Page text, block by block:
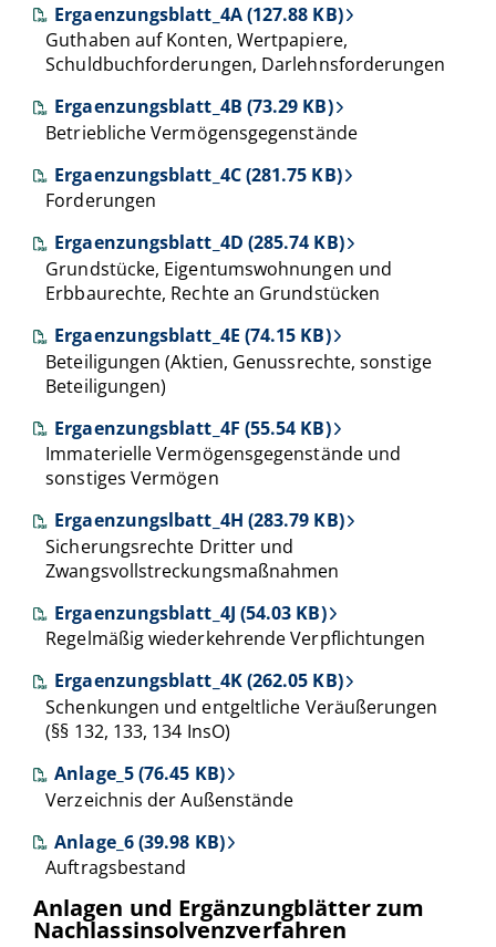
Ergaenzungsblatt_4A (127.88 KB)
Guthaben auf Konten, Wertpapiere,
Schuldbuchforderungen, Darlehnsforderungen
Ergaenzungsblatt_4B (73.29 KB)
Betriebliche Vermögensgegenstände
Ergaenzungsblatt_4C (281.75 KB)
Forderungen
Ergaenzungsblatt_4D (285.74 KB)
Grundstücke, Eigentumswohnungen und
Erbbaurechte, Rechte an Grundstücken
Ergaenzungsblatt_4E (74.15 KB)
Beteiligungen (Aktien, Genussrechte, sonstige
Beteiligungen)
Ergaenzungsblatt_4F (55.54 KB)
Immaterielle Vermögensgegenstände und
sonstiges Vermögen
Ergaenzungslbatt_4H (283.79 KB)
Sicherungsrechte Dritter und
Zwangsvollstreckungsmaßnahmen
Ergaenzungsblatt_4J (54.03 KB)
Regelmäßig wiederkehrende Verpflichtungen
Ergaenzungsblatt_4K (262.05 KB)
Schenkungen und entgeltliche Veräußerungen
(§§ 132, 133, 134 InsO)
Anlage_5 (76.45 KB)
Verzeichnis der Außenstände
Anlage_6 (39.98 KB)
Auftragsbestand
Anlagen und Ergänzungblätter zum
Nachlassinsolvenzverfahren